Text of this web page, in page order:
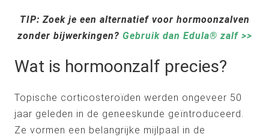
TIP: Zoek je een alternatief voor hormoonzalven
zonder bijwerkingen? Gebruik dan Edula® zalf >>
Wat is hormoonzalf precies?
Topische corticosteroïden werden ongeveer 50
jaar geleden in de geneeskunde geïntroduceerd.
Ze vormen een belangrijke mijlpaal in de